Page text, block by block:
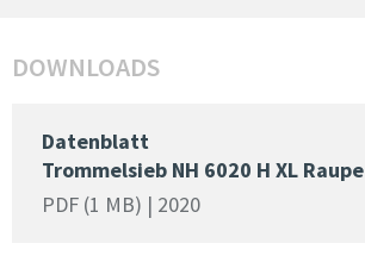
DOWNLOADS
Datenblatt
Trommelsieb NH 6020 H XL Raupe
PDF (1 MB) | 2020